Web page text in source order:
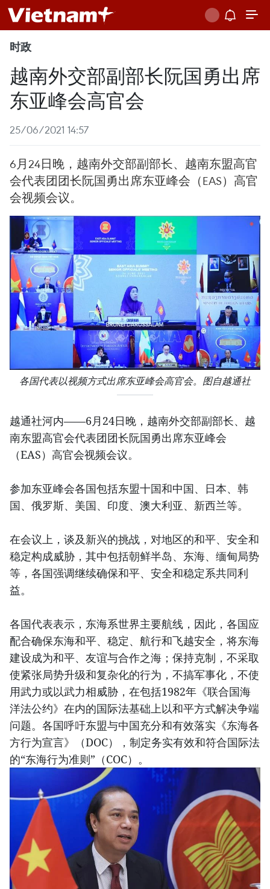
时政
越南外交部副部长阮国勇出席
东亚峰会高官会
25/06/2021 14:57
6月24日晚，越南外交部副部长、越南东盟高官
会代表团团长阮国勇出席东亚峰会（EAS）高官
会视频会议。
各国代表以视频方式出席东亚峰会高官会。图自越通社
越通社河内——6月24日晚，越南外交部副部长、越
南东盟高官会代表团团长阮国勇出席东亚峰会
（EAS）高官会视频会议。
参加东亚峰会各国包括东盟十国和中国、日本、韩
国、俄罗斯、美国、印度、澳大利亚、新西兰等。
在会议上，谈及新兴的挑战，对地区的和平、安全和
稳定构成威胁，其中包括朝鲜半岛、东海、缅甸局势
等，各国强调继续确保和平、安全和稳定系共同利
益。
各国代表表示，东海系世界主要航线，因此，各国应
配合确保东海和平、稳定、航行和飞越安全，将东海
建设成为和平、友谊与合作之海；保持克制，不采取
使紧张局势升级和复杂化的行为，不搞军事化，不使
用武力或以武力相威胁，在包括1982年《联合国海
洋法公约》在内的国际法基础上以和平方式解决争端
问题。各国呼吁东盟与中国充分和有效落实《东海各
方行为宣言》（DOC），制定务实有效和符合国际法
的“东海行为准则”（COC）。